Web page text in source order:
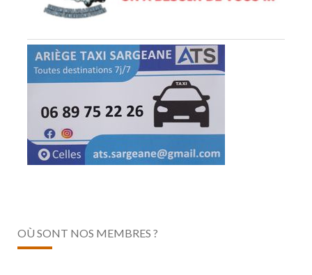
OÙ SONT NOS MEMBRES ?